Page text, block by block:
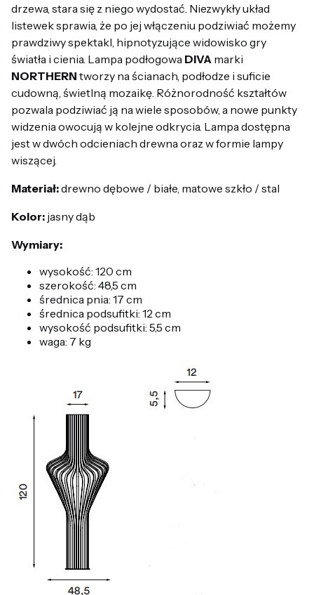
drzewa, stara się z niego wydostać. Niezwykły układ
listewek sprawia, że po jej włączeniu podziwiać możemy
prawdziwy spektakl, hipnotyzujące widowisko gry
światła i cienia. Lampa podłogowa DIVA marki
NORTHERN tworzy na ścianach, podłodze i suficie
cudowną, świetlną mozaikę. Różnorodność kształtów
pozwala podziwiać ją na wiele sposobów, a nowe punkty
widzenia owocują w kolejne odkrycia. Lampa dostępna
jest w dwóch odcieniach drewna oraz w formie lampy
wiszącej.
Materiał:drewno dębowe / białe, matowe szkło / stal
Kolor: jasny dąb
Wymiary:
wysokość: 120 cm
szerokość: 48,5 cm
średnica pnia: 17 cm
średnica podsufitki: 12 cm
wysokość podsufitki: 5,5 cm
waga: 7 kg